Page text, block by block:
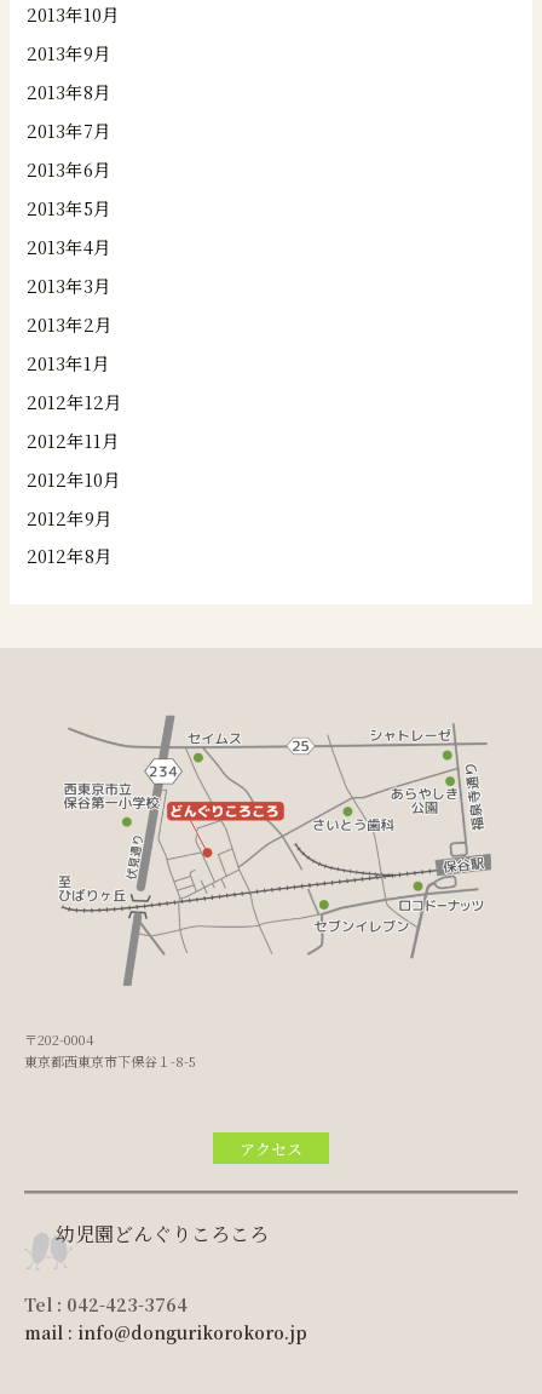
2013年10月
2013年9月
2013年8月
2013年7月
2013年6月
2013年5月
2013年4月
2013年3月
2013年2月
2013年1月
2012年12月
2012年11月
2012年10月
2012年9月
2012年8月
〒202-0004
東京都西東京市下保谷１-8-5
アクセス
幼児園どんぐりころころ
Tel : 042-423-3764
mail : info@dongurikorokoro.jp